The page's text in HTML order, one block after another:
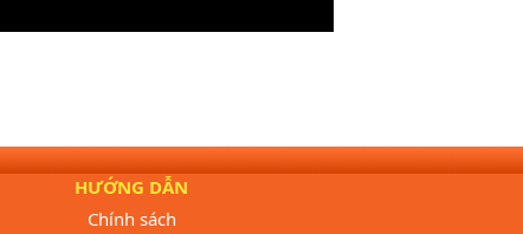
HƯỚNG DẪN
Chính sách